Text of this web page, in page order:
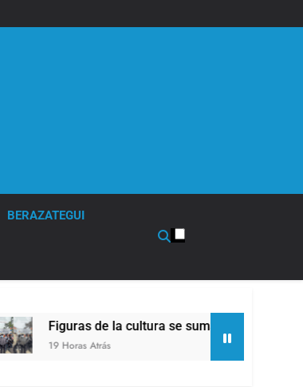
BERAZATEGUI
Figuras de la cultura se sumaron a la marcha
19 Horas Atrás